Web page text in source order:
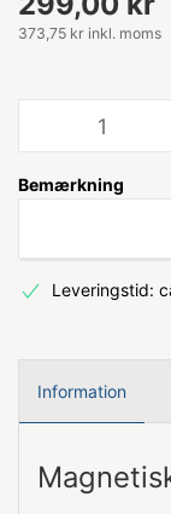
373,75 kr inkl. moms
Bemærkning
Leveringstid:
Information